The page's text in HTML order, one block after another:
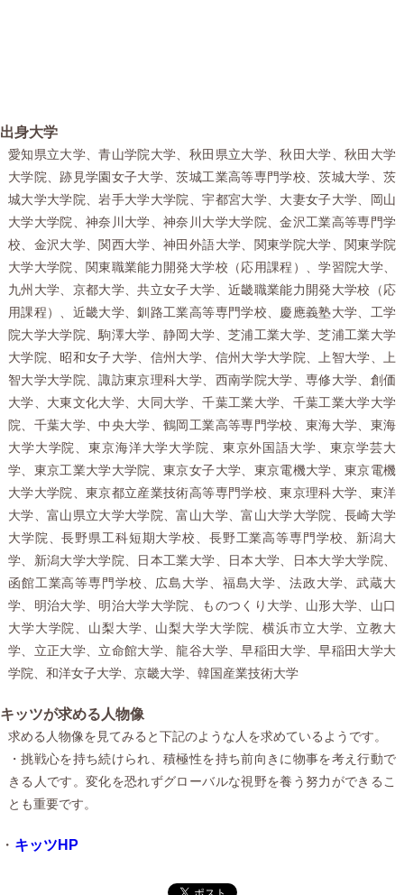
出身大学
愛知県立大学、青山学院大学、秋田県立大学、秋田大学、秋田大学
大学院、跡見学園女子大学、茨城工業高等専門学校、茨城大学、茨
城大学大学院、岩手大学大学院、宇都宮大学、大妻女子大学、岡山
大学大学院、神奈川大学、神奈川大学大学院、金沢工業高等専門学
校、金沢大学、関西大学、神田外語大学、関東学院大学、関東学院
大学大学院、関東職業能力開発大学校（応用課程）、学習院大学、
九州大学、京都大学、共立女子大学、近畿職業能力開発大学校（応
用課程）、近畿大学、釧路工業高等専門学校、慶應義塾大学、工学
院大学大学院、駒澤大学、静岡大学、芝浦工業大学、芝浦工業大学
大学院、昭和女子大学、信州大学、信州大学大学院、上智大学、上
智大学大学院、諏訪東京理科大学、西南学院大学、専修大学、創価
大学、大東文化大学、大同大学、千葉工業大学、千葉工業大学大学
院、千葉大学、中央大学、鶴岡工業高等専門学校、東海大学、東海
大学大学院、東京海洋大学大学院、東京外国語大学、東京学芸大
学、東京工業大学大学院、東京女子大学、東京電機大学、東京電機
大学大学院、東京都立産業技術高等専門学校、東京理科大学、東洋
大学、富山県立大学大学院、富山大学、富山大学大学院、長崎大学
大学院、長野県工科短期大学校、長野工業高等専門学校、新潟大
学、新潟大学大学院、日本工業大学、日本大学、日本大学大学院、
函館工業高等専門学校、広島大学、福島大学、法政大学、武蔵大
学、明治大学、明治大学大学院、ものつくり大学、山形大学、山口
大学大学院、山梨大学、山梨大学大学院、横浜市立大学、立教大
学、立正大学、立命館大学、龍谷大学、早稲田大学、早稲田大学大
学院、和洋女子大学、京畿大学、韓国産業技術大学
キッツが求める人物像
求める人物像を見てみると下記のような人を求めているようです。
・挑戦心を持ち続けられ、積極性を持ち前向きに物事を考え行動で
きる人です。変化を恐れずグローバルな視野を養う努力ができるこ
とも重要です。
・ キッツHP